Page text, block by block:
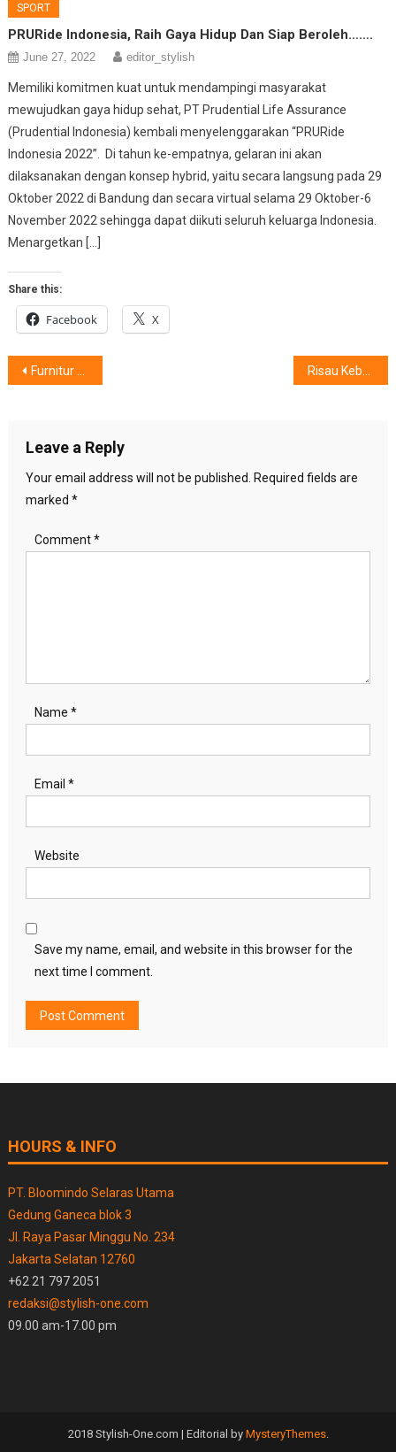
SPORT
PRURide Indonesia, Raih Gaya Hidup Dan Siap Beroleh…….
June 27, 2022 editor_stylish
Memiliki komitmen kuat untuk mendampingi masyarakat
mewujudkan gaya hidup sehat, PT Prudential Life Assurance
(Prudential Indonesia) kembali menyelenggarakan “PRURide
Indonesia 2022”. Di tahun ke-empatnya, gelaran ini akan
dilaksanakan dengan konsep hybrid, yaitu secara langsung pada 29
Oktober 2022 di Bandung dan secara virtual selama 29 Oktober-6
November 2022 sehingga dapat diikuti seluruh keluarga Indonesia.
Menargetkan […]
Share this:
Facebook X
Post
Furnitur Eksterior Selera Living Spade Risau Kebotakan Hilang, Dijemput ‘Erha’
Leave a Reply
Your email address will not be published. Required fields are
marked *
Comment*
Name *
Email *
Website
Save my name, email, and website in this browser for the
next time I comment.
HOURS & INFO
PT. Bloomindo Selaras Utama
Gedung Ganeca blok 3
Jl. Raya Pasar Minggu No. 234
Jakarta Selatan 12760
+62 21 797 2051
redaksi@stylish-one.com
09.00 am-17.00 pm
2018 Stylish-One.com | Editorial by MysteryThemes.